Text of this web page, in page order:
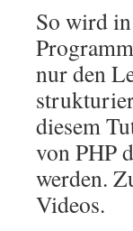
So wird
nur den
diesem
von PHP
werden.
Videos.